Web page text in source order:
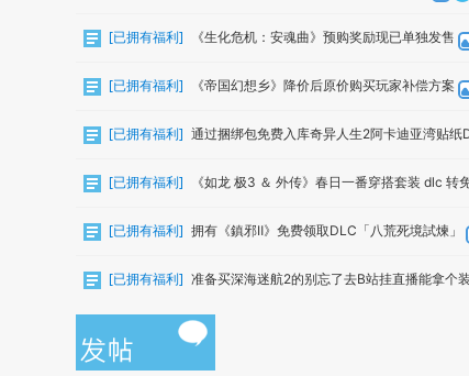
[已拥有福利] 《生化危机：安魂曲》预购奖励现已单独发售
[已拥有福利] 《帝国幻想乡》降价后原价购买玩家补偿方案
[已拥有福利] 通过捆绑包免费入库奇异人生2阿卡迪亚湾贴纸
[已拥有福利] 《如龙 极3 ＆ 外传》春日一番穿搭套装 dlc 转
[已拥有福利] 拥有《鎮邪Ⅱ》免费领取DLC「八荒死境試煉」
[已拥有福利] 准备买深海迷航2的别忘了去B站挂直播能拿个